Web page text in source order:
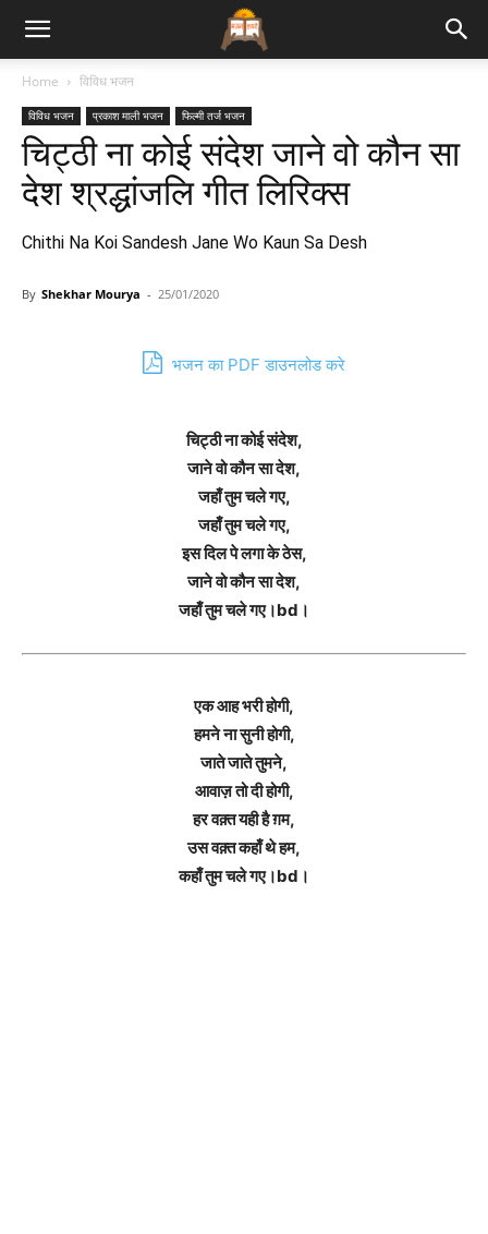
Bhajan
Lyrics
Home विविध भजन
विविध भजन प्रकाश माली भजन फिल्मी तर्ज भजन
चिट्ठी ना कोई संदेश जाने वो कौन सा
देश श्रद्धांजलि गीत लिरिक्स
Chithi Na Koi Sandesh Jane Wo Kaun Sa Desh
By Shekhar Mourya - 25/01/2020
भजन का PDF डाउनलोड करे
चिट्ठी ना कोई संदेश,
जाने वो कौन सा देश,
जहाँ तुम चले गए,
जहाँ तुम चले गए,
इस दिल पे लगा के ठेस,
जाने वो कौन सा देश,
जहाँ तुम चले गए।bd।
एक आह भरी होगी,
हमने ना सुनी होगी,
जाते जाते तुमने,
आवाज़ तो दी होगी,
हर वक़्त यही है ग़म,
उस वक़्त कहाँ थे हम,
कहाँ तुम चले गए।bd।